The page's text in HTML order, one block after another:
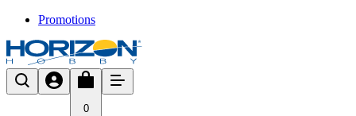
Promotions
0